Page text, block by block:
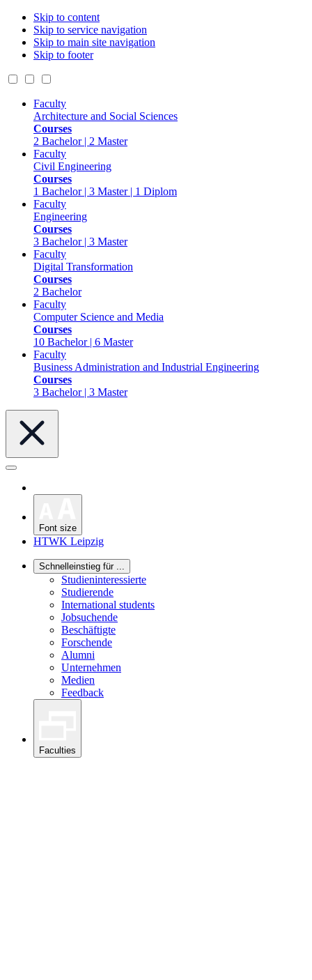
Skip to content
Skip to service navigation
Skip to main site navigation
Skip to footer
Faculty
Architecture and Social Sciences
Courses
2 Bachelor | 2 Master
Faculty
Civil Engineering
Courses
1 Bachelor | 3 Master | 1 Diplom
Faculty
Engineering
Courses
3 Bachelor | 3 Master
Faculty
Digital Transformation
Courses
2 Bachelor
Faculty
Computer Science and Media
Courses
10 Bachelor | 6 Master
Faculty
Business Administration and Industrial Engineering
Courses
3 Bachelor | 3 Master
Font size
HTWK Leipzig
Schnelleinstieg für ...
Studieninteressierte
Studierende
International students
Jobsuchende
Beschäftigte
Forschende
Alumni
Unternehmen
Medien
Feedback
Faculties